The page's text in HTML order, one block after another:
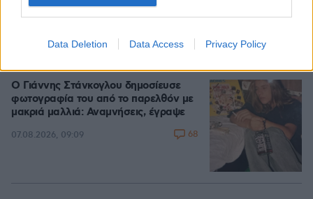
Data Deletion Data Access Privacy Policy
Ο Γιάννης Στάνκογλου δημοσίευσε
φωτογραφία του από το παρελθόν με
μακριά μαλλιά: Αναμνήσεις, έγραψε
07.08.2026, 09:09 68